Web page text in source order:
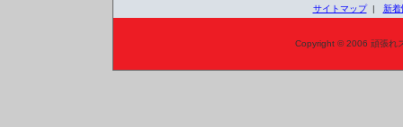
サイトマップ| 新着
Copyright © 2006 頑張れ